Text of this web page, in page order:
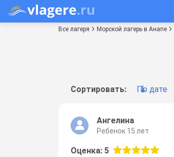
Все лагеря Морской лагерь в Анапе
Сортировать: По дате
Ангелина
Ребенок 15 лет
Оценка: 5